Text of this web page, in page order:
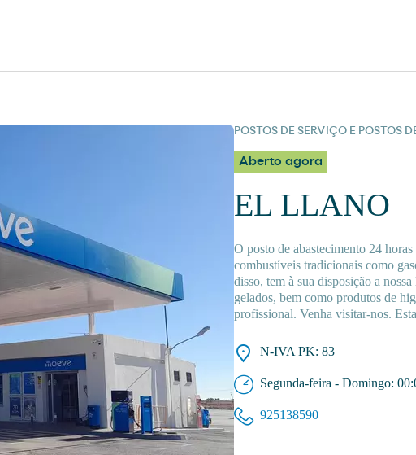
POSTOS DE SERVIÇO E POSTOS
Aberto agora
EL LLANO
O posto de abastecimento 24
combustíveis tradicionais como
disso, tem à sua disposição a
gelados, bem como produtos de
profissional. Venha visitar-nos.
N-IVA PK: 83
Segunda-feira - Domingo:
925138590